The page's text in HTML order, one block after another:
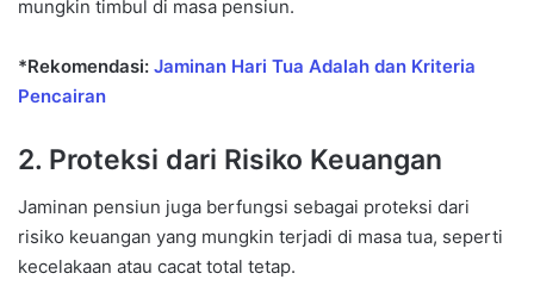
mungkin timbul di masa pensiun.
*Rekomendasi: Jaminan Hari Tua Adalah dan Kriteria
Pencairan
2. Proteksi dari Risiko Keuangan
Jaminan pensiun juga berfungsi sebagai proteksi dari
risiko keuangan yang mungkin terjadi di masa tua, seperti
kecelakaan atau cacat total tetap.